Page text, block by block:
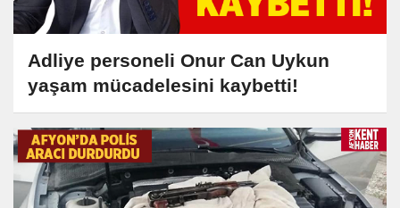
Adliye personeli Onur Can Uykun
yaşam mücadelesini kaybetti!